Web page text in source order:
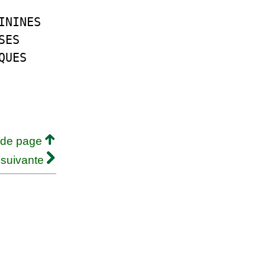
ININES
page